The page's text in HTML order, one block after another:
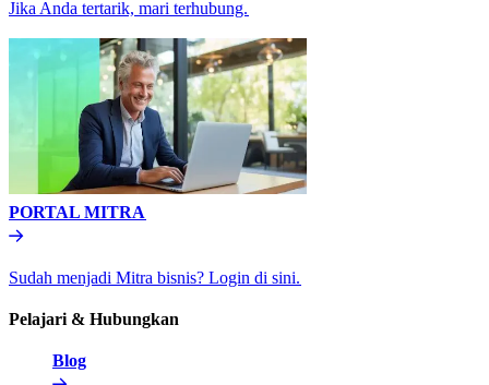
Jika Anda tertarik, mari terhubung.​​
PORTAL MITRA​​
Sudah menjadi Mitra bisnis? Login di sini.​​
Pelajari & Hubungkan​​
Blog​​